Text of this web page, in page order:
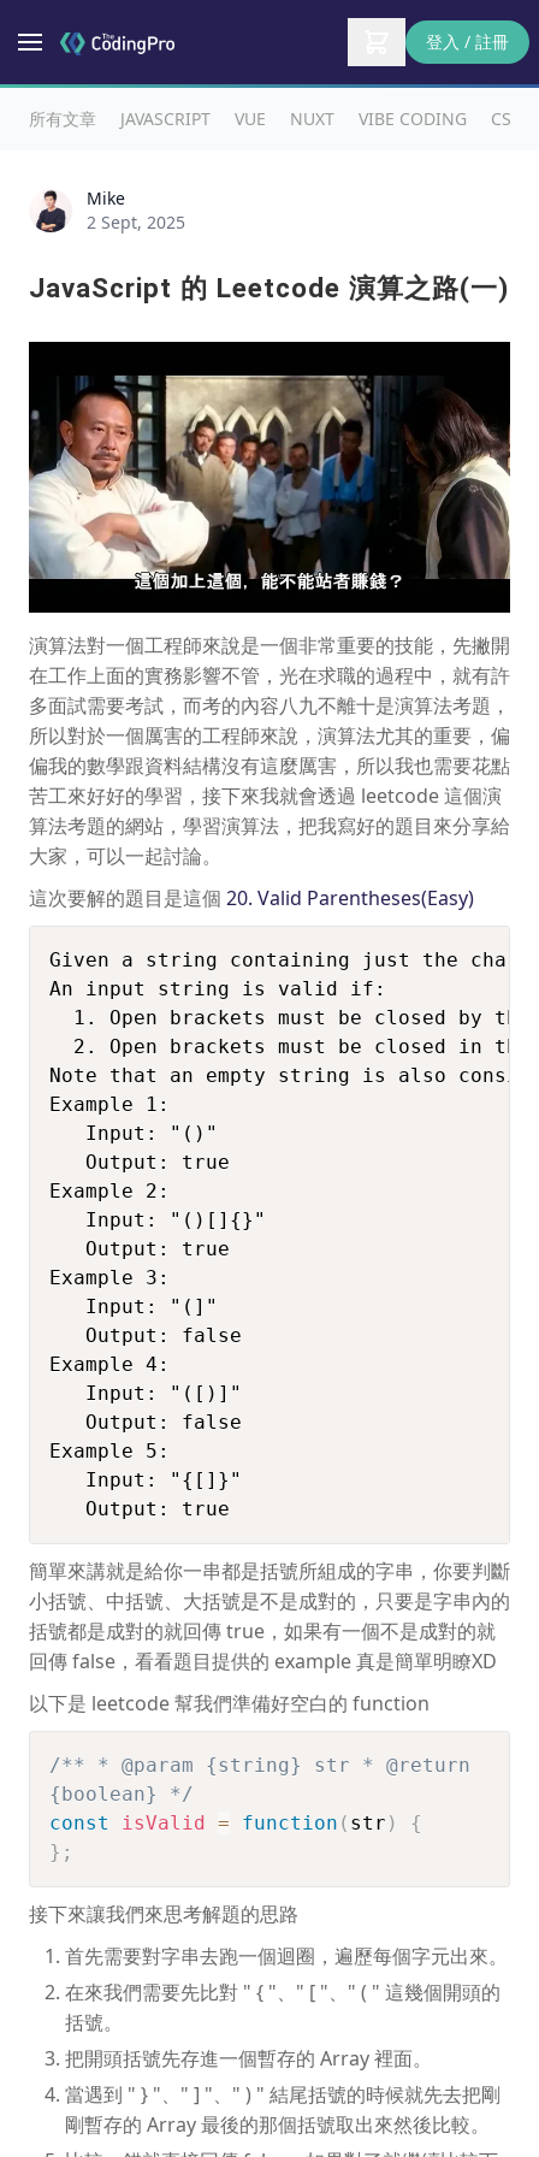
登入 / 註冊
所有文章 JAVASCRIPT VUE NUXT VIBE CODING CSS
Mike
2 Sept, 2025
JavaScript 的 Leetcode 演算之路(一)
演算法對一個工程師來說是一個非常重要的技能，先撇開
在工作上面的實務影響不管，光在求職的過程中，就有許
多面試需要考試，而考的內容八九不離十是演算法考題，
所以對於一個厲害的工程師來說，演算法尤其的重要，偏
偏我的數學跟資料結構沒有這麼厲害，所以我也需要花點
苦工來好好的學習，接下來我就會透過 leetcode 這個演
算法考題的網站，學習演算法，把我寫好的題目來分享給
大家，可以一起討論。
這次要解的題目是這個 20. Valid Parentheses(Easy)
Given a string containing just the
An input string is valid if:
1. Open brackets must be closed by
2. Open brackets must be closed in the
Note that an empty string is also
Example 1:
   Input: "()"
   Output: true
Example 2:
   Input: "()[]{}"
   Output: true
Example 3:
   Input: "(]"
   Output: false
Example 4:
   Input: "([)]"
   Output: false
Example 5:
   Input: "{[]}"
   Output: true
簡單來講就是給你一串都是括號所組成的字串，你要判斷
小括號、中括號、大括號是不是成對的，只要是字串內的
括號都是成對的就回傳 true，如果有一個不是成對的就
回傳 false，看看題目提供的 example 真是簡單明瞭XD
以下是 leetcode 幫我們準備好空白的 function
/** * @param {string} str * @return
{boolean} */
const
isValid = function ( str )
{
} ;
接下來讓我們來思考解題的思路
首先需要對字串去跑一個迴圈，遍歷每個字元出來。
在來我們需要先比對 " { "、" [ "、" ( " 這幾個開頭的
括號。
把開頭括號先存進一個暫存的 Array 裡面。
當遇到 " } "、" ] "、" ) " 結尾括號的時候就先去把剛
剛暫存的 Array 最後的那個括號取出來然後比較。